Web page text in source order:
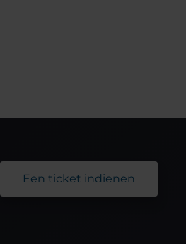
Een ticket indienen